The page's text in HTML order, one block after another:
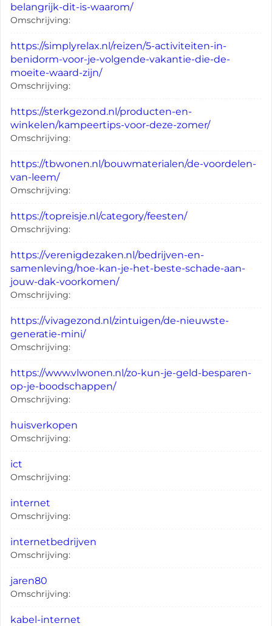
belangrijk-dit-is-waarom/
Omschrijving:
https://simplyrelax.nl/reizen/5-activiteiten-in-
benidorm-voor-je-volgende-vakantie-die-de-
moeite-waard-zijn/
Omschrijving:
https://sterkgezond.nl/producten-en-
winkelen/kampeertips-voor-deze-zomer/
Omschrijving:
https://tbwonen.nl/bouwmaterialen/de-voordelen-
van-leem/
Omschrijving:
https://topreisje.nl/category/feesten/
Omschrijving:
https://verenigdezaken.nl/bedrijven-en-
samenleving/hoe-kan-je-het-beste-schade-aan-
jouw-dak-voorkomen/
Omschrijving:
https://vivagezond.nl/zintuigen/de-nieuwste-
generatie-mini/
Omschrijving:
https://www.vlwonen.nl/zo-kun-je-geld-besparen-
op-je-boodschappen/
Omschrijving:
huisverkopen
Omschrijving:
ict
Omschrijving:
internet
Omschrijving:
internetbedrijven
Omschrijving:
jaren80
Omschrijving:
kabel-internet